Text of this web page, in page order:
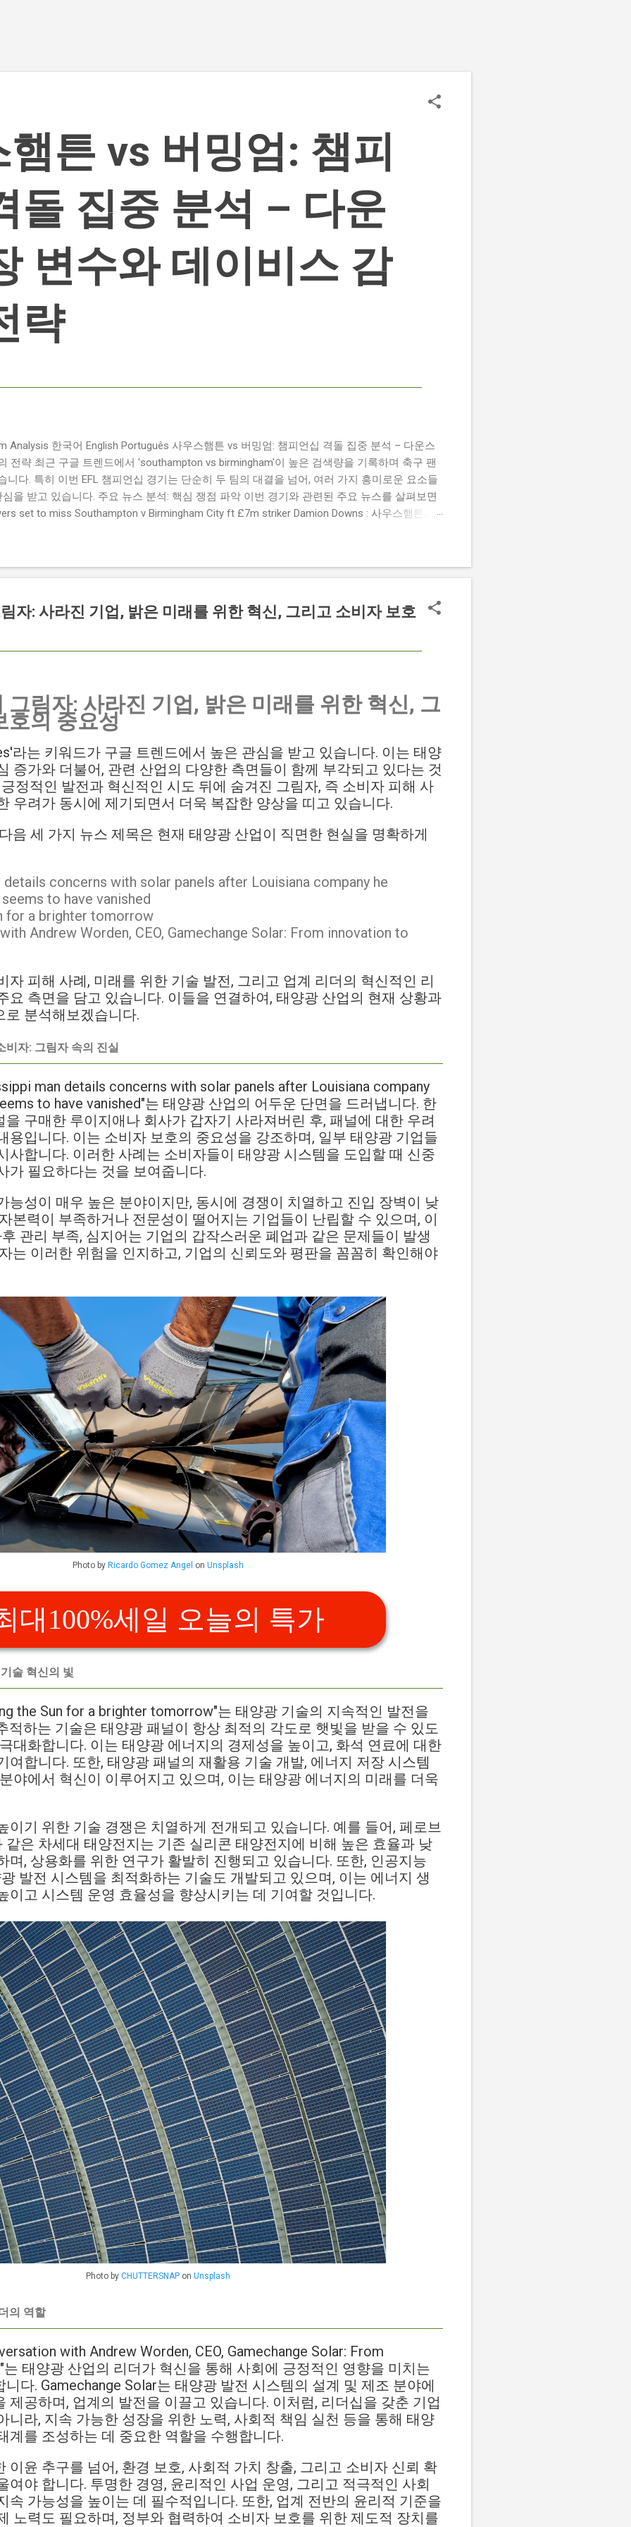
튼 vs 버밍엄: 챔피
돌 집중 분석 – 다운
변수와 데이비스 감
략
Analysis 한국어 English Português 사우스햄튼 vs 버밍엄: 챔피언십 격돌 집중 분석 – 다운스
전략 최근 구글 트렌드에서 'southampton vs birmingham'이 높은 검색량을 기록하며 축구 팬
니다. 특히 이번 EFL 챔피언십 경기는 단순히 두 팀의 대결을 넘어, 여러 가지 흥미로운 요소들
을 받고 있습니다. 주요 뉴스 분석: 핵심 쟁점 파악 이번 경기와 관련된 주요 뉴스를 살펴보면
set to miss Southampton v Birmingham City ft £7m striker Damion Downs : 사우스햄튼과
이트를 제공하는 뉴스로, 팬들의 높은 관심도를 반영합니다. Chris Davies: Birmingham City
to "be themselves" away from home : 버밍엄 시티의 크리스 데이비스 감독은 원정 경기에서
자: 사라진 기업, 밝은 미래를 위한 혁신, 그리고 소비자 보호
그림자: 사라진 기업, 밝은 미래를 위한 혁신, 그
호의 중요성
라는 키워드가 구글 트렌드에서 높은 관심을 받고 있습니다. 이는 태양
증가와 더불어, 관련 산업의 다양한 측면들이 함께 부각되고 있다는 것
정적인 발전과 혁신적인 시도 뒤에 숨겨진 그림자, 즉 소비자 피해 사
우려가 동시에 제기되면서 더욱 복잡한 양상을 띠고 있습니다.
음 세 가지 뉴스 제목은 현재 태양광 산업이 직면한 현실을 명확하게
concerns with solar panels after Louisiana company he
to have vanished
for a brighter tomorrow
Andrew Worden, CEO, Gamechange Solar: From innovation to
자 피해 사례, 미래를 위한 기술 발전, 그리고 업계 리더의 혁신적인 리
요 측면을 담고 있습니다. 이들을 연결하여, 태양광 산업의 현재 상황과
분석해보겠습니다.
비자: 그림자 속의 진실
man details concerns with solar panels after Louisiana company
to have vanished"는 태양광 산업의 어두운 단면을 드러냅니다. 한
구매한 루이지애나 회사가 갑자기 사라져버린 후, 패널에 대한 우려
용입니다. 이는 소비자 보호의 중요성을 강조하며, 일부 태양광 기업들
사합니다. 이러한 사례는 소비자들이 태양광 시스템을 도입할 때 신중
가 필요하다는 것을 보여줍니다.
능성이 매우 높은 분야이지만, 동시에 경쟁이 치열하고 진입 장벽이 낮
본력이 부족하거나 전문성이 떨어지는 기업들이 난립할 수 있으며, 이
관리 부족, 심지어는 기업의 갑작스러운 폐업과 같은 문제들이 발생
는 이러한 위험을 인지하고, 기업의 신뢰도와 평판을 꼼꼼히 확인해야
Photo by Ricardo Gomez Angel on Unsplash
대100%세일 오늘의 특가
술 혁신의 빛
the Sun for a brighter tomorrow"는 태양광 기술의 지속적인 발전을
적하는 기술은 태양광 패널이 항상 최적의 각도로 햇빛을 받을 수 있도
대화합니다. 이는 태양광 에너지의 경제성을 높이고, 화석 연료에 대한
여합니다. 또한, 태양광 패널의 재활용 기술 개발, 에너지 저장 시스템
야에서 혁신이 이루어지고 있으며, 이는 태양광 에너지의 미래를 더욱
이기 위한 기술 경쟁은 치열하게 전개되고 있습니다. 예를 들어, 페로브
같은 차세대 태양전지는 기존 실리콘 태양전지에 비해 높은 효율과 낮
며, 상용화를 위한 연구가 활발히 진행되고 있습니다. 또한, 인공지능
발전 시스템을 최적화하는 기술도 개발되고 있으며, 이는 에너지 생
이고 시스템 운영 효율성을 향상시키는 데 기여할 것입니다.
Photo by CHUTTERSNAPon Unsplash
의 역할
with Andrew Worden, CEO, Gamechange Solar: From
태양광 산업의 리더가 혁신을 통해 사회에 긍정적인 영향을 미치는
다. Gamechange Solar는 태양광 발전 시스템의 설계 및 제조 분야에
제공하며, 업계의 발전을 이끌고 있습니다. 이처럼, 리더십을 갖춘 기업
니라, 지속 가능한 성장을 위한 노력, 사회적 책임 실천 등을 통해 태양
계를 조성하는 데 중요한 역할을 수행합니다.
이윤 추구를 넘어, 환경 보호, 사회적 가치 창출, 그리고 소비자 신뢰 확
여야 합니다. 투명한 경영, 윤리적인 사업 운영, 그리고 적극적인 사회
속 가능성을 높이는 데 필수적입니다. 또한, 업계 전반의 윤리적 기준을
노력도 필요하며, 정부와 협력하여 소비자 보호를 위한 제도적 장치를